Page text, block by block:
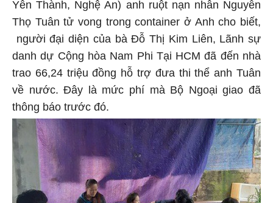
Yên Thành, Nghệ An) anh ruột nạn nhân Nguyễn
Thọ Tuân tử vong trong container ở Anh cho biết,
người đại diện của bà Đỗ Thị Kim Liên, Lãnh sự
danh dự Cộng hòa Nam Phi Tại HCM đã đến nhà
trao 66,24 triệu đồng hỗ trợ đưa thi thể anh Tuân
về nước. Đây là mức phí mà Bộ Ngoại giao đã
thông báo trước đó.